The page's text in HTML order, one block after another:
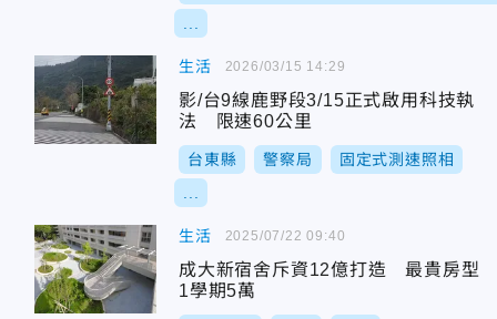
生活
影/台9線鹿野段3/15正式啟用科技執
法 限速60公里
台東縣 警察局 固定式測速照相
2026/03/15 14:29
生活
成大新宿舍斥資12億打造 最貴房型
1學期5萬
2025/07/22 09:40